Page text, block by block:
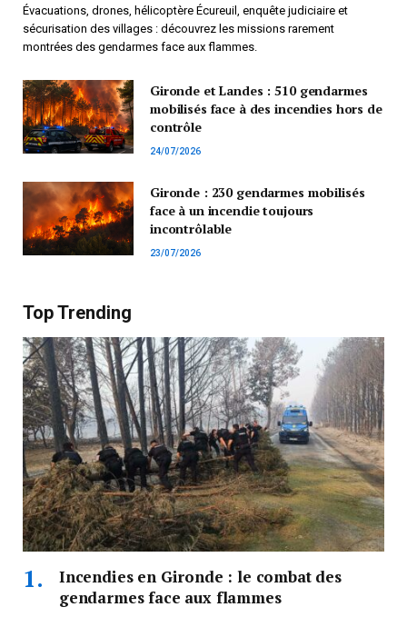
Évacuations, drones, hélicoptère Écureuil, enquête judiciaire et
sécurisation des villages : découvrez les missions rarement
montrées des gendarmes face aux flammes.
Gironde et Landes : 510 gendarmes
mobilisés face à des incendies hors de
contrôle
24/07/2026
Gironde : 230 gendarmes mobilisés
face à un incendie toujours
incontrôlable
23/07/2026
Top Trending
Incendies en Gironde : le combat des
gendarmes face aux flammes